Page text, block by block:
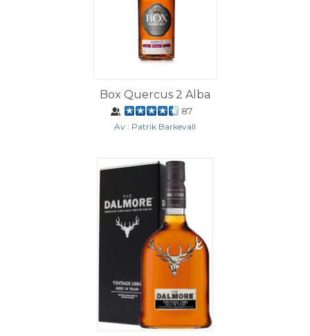
Box Quercus 2 Alba
87
Av : Patrik Barkevall